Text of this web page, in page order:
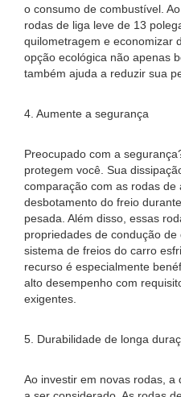
o consumo de combustível.
rodas de liga leve de 13
quilometragem e economizar
opção ecológica não apenas
também ajuda a reduzir sua
4. Aumente a segurança
Preocupado com a
protegem você. Sua
comparação com as rodas de
desbotamento do freio
pesada. Além disso, essas
propriedades de condução
sistema de freios do carro
recurso é especialmente
alto desempenho com
exigentes.
5. Durabilidade de longa
Ao investir em novas rodas,